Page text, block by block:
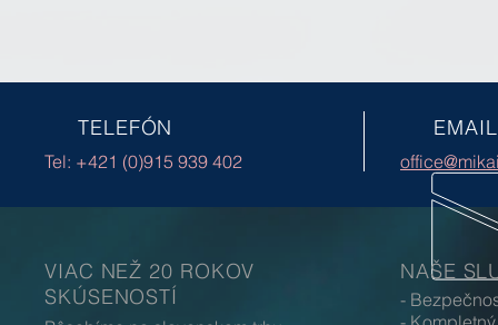
TELEFÓN
Tel: +421 (0)915 939 402
EMAIL
VIAC NEŽ 20 ROKOV
SKÚSENOSTÍ
NAŠE
-